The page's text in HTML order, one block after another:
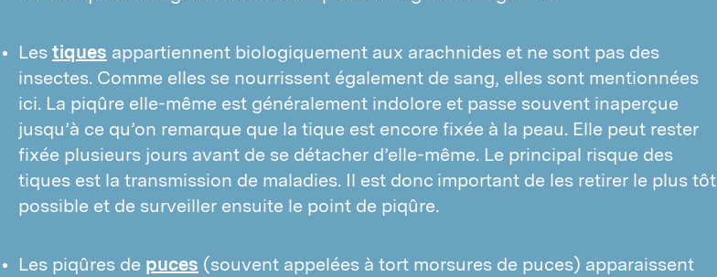
Les tiques appartiennent biologiquement aux arachnides et ne sont pas des
insectes. Comme elles se nourrissent également de sang, elles sont mentionnées
ici. La piqûre elle-même est généralement indolore et passe souvent inaperçue
jusqu’à ce qu’on remarque que la tique est encore fixée à la peau. Elle peut rester
fixée plusieurs jours avant de se détacher d’elle-même. Le principal risque des
tiques est la transmission de maladies. Il est donc important de les retirer le plus tôt
possible et de surveiller ensuite le point de piqûre.
Les piqûres de puces (souvent appelées à tort morsures de puces) apparaissent